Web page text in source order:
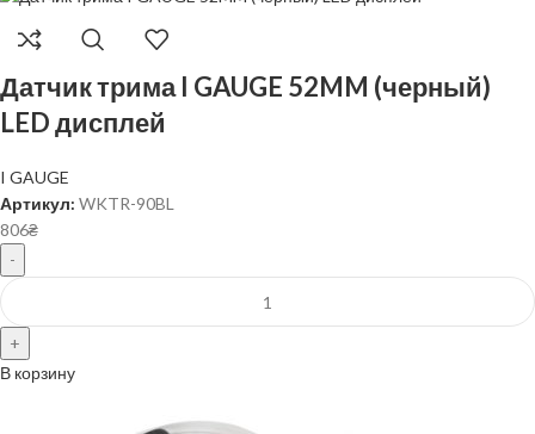
Датчик трима I GAUGE 52MM (черный)
LED дисплей
I GAUGE
Артикул: WKTR-90BL
806₴
В корзину